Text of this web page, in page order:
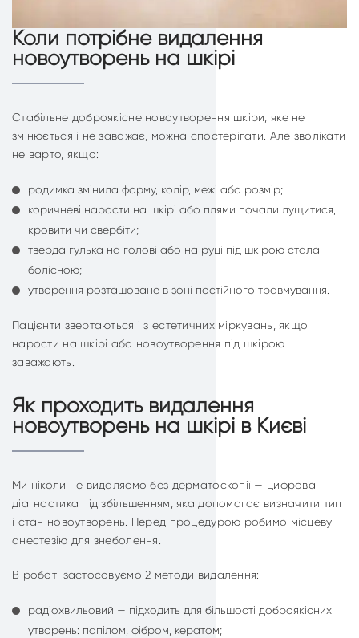
Коли потрібне видалення
новоутворень на шкірі
Стабільне доброякісне новоутворення шкіри, яке не
змінюється і не заважає, можна спостерігати. Але зволікати
не варто, якщо:
родимка змінила форму, колір, межі або розмір;
коричневі нарости на шкірі або плями почали лущитися,
кровити чи свербіти;
тверда гулька на голові або на руці під шкірою стала
болісною;
утворення розташоване в зоні постійного травмування.
Пацієнти звертаються і з естетичних міркувань, якщо
нарости на шкірі або новоутворення під шкірою
заважають.
Як проходить видалення
новоутворень на шкірі в Києві
Ми ніколи не видаляємо без дерматоскопії — цифрова
діагностика під збільшенням, яка допомагає визначити тип
і стан новоутворень. Перед процедурою робимо місцеву
анестезію для знеболення.
В роботі застосовуємо 2 методи видалення:
радіохвильовий — підходить для більшості доброякісних
утворень: папілом, фібром, кератом;